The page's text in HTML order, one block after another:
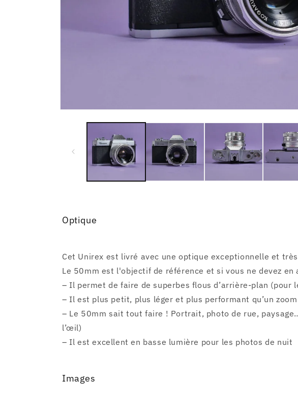
Optique
Cet Unirex est livré avec une optique exceptionnelle et
Le 50mm est l'objectif de référence et si vous ne devez
– Il permet de faire de superbes flous d’arrière-plan (pour
– Il est plus petit, plus léger et plus performant qu’un zoom
– Le 50mm sait tout faire ! Portrait, photo de rue,
l’œil)
– Il est excellent en basse lumière pour les photos de nuit
Images